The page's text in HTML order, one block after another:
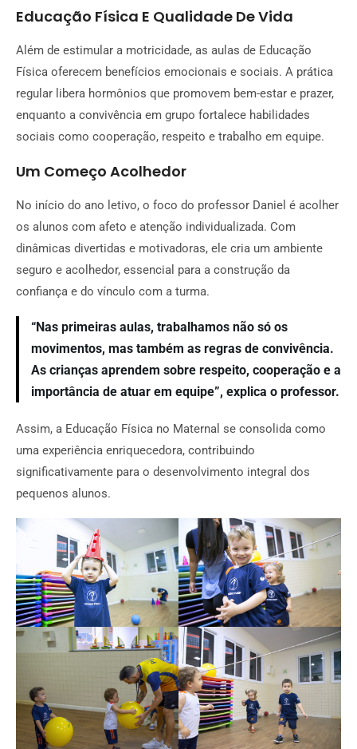
Educação Física E Qualidade De Vida
Além de estimular a motricidade, as aulas de Educação
Física oferecem benefícios emocionais e sociais. A prática
regular libera hormônios que promovem bem-estar e prazer,
enquanto a convivência em grupo fortalece habilidades
sociais como cooperação, respeito e trabalho em equipe.
Um Começo Acolhedor
No início do ano letivo, o foco do professor Daniel é acolher
os alunos com afeto e atenção individualizada. Com
dinâmicas divertidas e motivadoras, ele cria um ambiente
seguro e acolhedor, essencial para a construção da
confiança e do vínculo com a turma.
“Nas primeiras aulas, trabalhamos não só os
movimentos, mas também as regras de convivência.
As crianças aprendem sobre respeito, cooperação e a
importância de atuar em equipe”, explica o professor.
Assim, a Educação Física no Maternal se consolida como
uma experiência enriquecedora, contribuindo
significativamente para o desenvolvimento integral dos
pequenos alunos.